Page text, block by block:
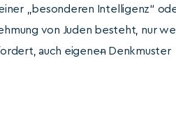
„besonderen Intelligenz“
von Juden besteht, nur
auch eigenenDenkmuster